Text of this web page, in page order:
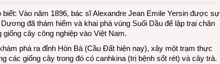
Vào năm 1896, bác sĩ Alexandre Jean Emile Yersin được sự
đã thám hiểm và khai phá vùng Suối Dầu để lập trại chăn
giống cây công nghiệp vào Việt Nam.
phá ra đỉnh Hòn Bà (Cầu Đất hiện nay), xây một trạm thực
các giống cây trong đó có canhkina (trị bệnh sốt rét) và cây trà.